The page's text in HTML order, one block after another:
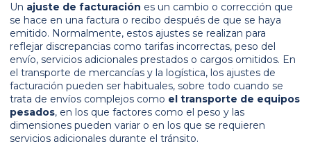
Un ajuste de facturación es un cambio o corrección que
se hace en una factura o recibo después de que se haya
emitido. Normalmente, estos ajustes se realizan para
reflejar discrepancias como tarifas incorrectas, peso del
envío, servicios adicionales prestados o cargos omitidos. En
el transporte de mercancías y la logística, los ajustes de
facturación pueden ser habituales, sobre todo cuando se
trata de envíos complejos como el transporte de equipos
pesados, en los que factores como el peso y las
dimensiones pueden variar o en los que se requieren
servicios adicionales durante el tránsito.